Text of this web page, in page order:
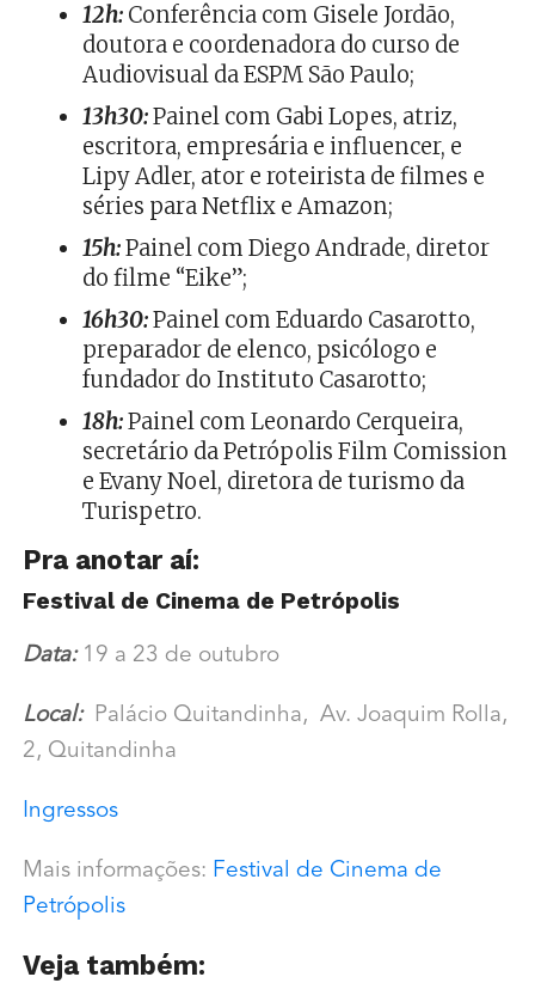
12h: Conferência com Gisele Jordão,
doutora e coordenadora do curso de
Audiovisual da ESPM São Paulo;
13h30:Painel com Gabi Lopes, atriz,
escritora, empresária e influencer, e
Lipy Adler, ator e roteirista de filmes e
séries para Netflix e Amazon;
15h:Painel com Diego Andrade, diretor
do filme “Eike”;
16h30:Painel com Eduardo Casarotto,
preparador de elenco, psicólogo e
fundador do Instituto Casarotto;
18h:Painel com Leonardo Cerqueira,
secretário da Petrópolis Film Comission
e Evany Noel, diretora de turismo da
Turispetro.
Pra anotar aí:
Festival de Cinema de Petrópolis
Data:19 a 23 de outubro
Local: Palácio Quitandinha, Av. Joaquim Rolla,
2, Quitandinha
Ingressos
Mais informações: Festival de Cinema de
Petrópolis
Veja também: